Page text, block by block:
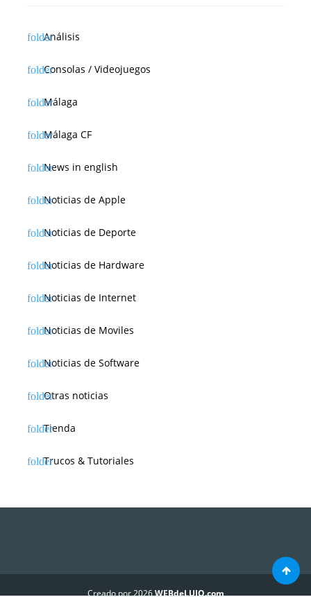
Análisis
Consolas / Videojuegos
Málaga
Málaga CF
News in english
Noticias de Apple
Noticias de Deporte
Noticias de Hardware
Noticias de Internet
Noticias de Moviles
Noticias de Software
Otras noticias
Tienda
Trucos & Tutoriales
Creado por 2026WEBdeLUJO.com